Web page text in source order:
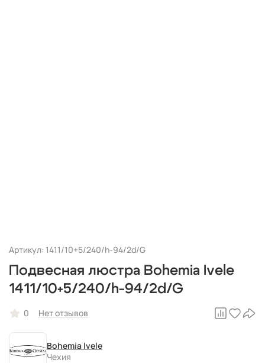
Артикул: 1411/10+5/240/h-94/2d/G
Подвесная люстра Bohemia Ivele
1411/10+5/240/h-94/2d/G
0 Нет отзывов
Bohemia Ivele
Чехия